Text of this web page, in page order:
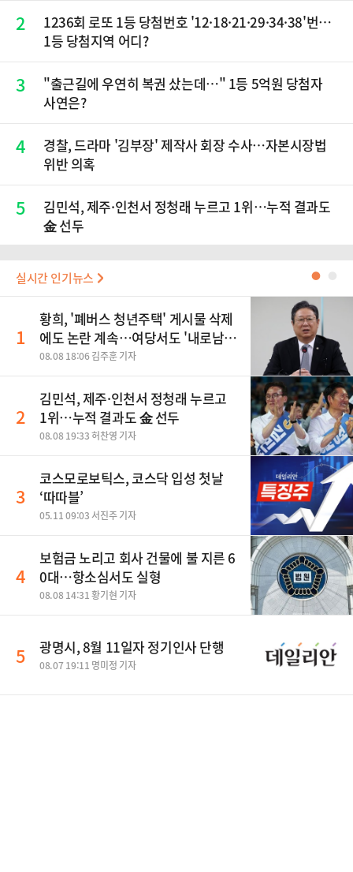
2
1236회 로또 1등 당첨번호 '12·18·21·29·34·38'번…
1등 당첨지역 어디?
3
"출근길에 우연히 복권 샀는데…" 1등 5억원 당첨자
사연은?
4
경찰, 드라마 '김부장' 제작사 회장 수사…자본시장법
위반 의혹
5
김민석, 제주·인천서 정청래 누르고 1위…누적 결과도
金 선두
실시간 인기뉴스 ●
1
황희, '폐버스 청년주택' 게시물 삭제
에도 논란 계속…여당서도 '내로남
불' 비판
08.08 18:06 김주훈 기자
2
김민석, 제주·인천서 정청래 누르고
1위…누적 결과도 金 선두
08.08 19:33 허찬영 기자
3
코스모로보틱스, 코스닥 입성 첫날
‘따따블’
05.11 09:03 서진주 기자
4
보험금 노리고 회사 건물에 불 지른 6
0대…항소심서도 실형
08.08 14:31 황기현 기자
5 광명시, 8월 11일자 정기인사 단행
08.07 19:11 명미정 기자